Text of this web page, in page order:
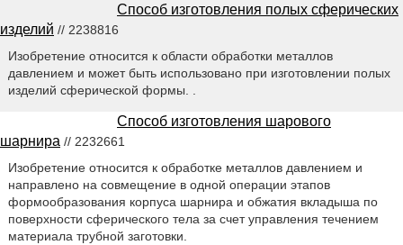
Способ изготовления полых сферических
изделий // 2238816
Изобретение относится к области обработки металлов
давлением и может быть использовано при изготовлении полых
изделий сферической формы. .
Способ изготовления шарового
шарнира // 2232661
Изобретение относится к обработке металлов давлением и
направлено на совмещение в одной операции этапов
формообразования корпуса шарнира и обжатия вкладыша по
поверхности сферического тела за счет управления течением
материала трубной заготовки.